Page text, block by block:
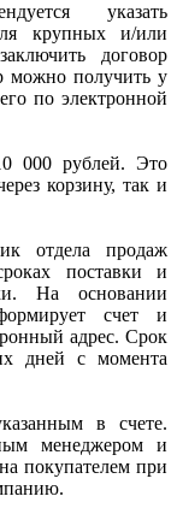
указать
крупных и/или
договор
можно получить у
по электронной
000 рублей. Это
корзину, так и
отдела продаж
поставки и
На основании
счет и
адрес. Срок
дней с момента
в счете.
менеджером и
покупателем при